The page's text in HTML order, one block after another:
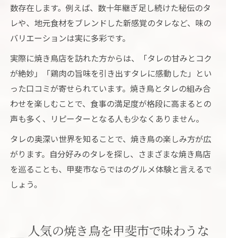
数存在します。例えば、数十年継ぎ足し続けた秘伝のタ
レや、地元食材をブレンドした新感覚のタレなど、味の
バリエーションは実に多彩です。
実際に焼き鳥店を訪れた方からは、「タレの甘みとコク
が絶妙」「鶏肉の旨味を引き出すタレに感動した」とい
った口コミが寄せられています。焼き鳥とタレの組み合
わせを楽しむことで、食事の満足度が格段に高まるとの
声も多く、リピーターとなる人も少なくありません。
タレの奥深い世界を知ることで、焼き鳥の楽しみ方が広
がります。自分好みのタレを探し、さまざまな焼き鳥店
を巡ることも、甲斐市ならではのグルメ体験と言えるで
しょう。
人気の焼き鳥を甲斐市で味わうな